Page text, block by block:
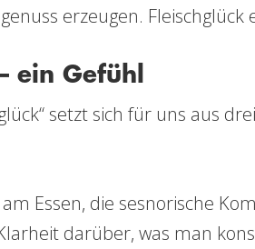
erzeugen. Fleischglück
ein Gefühl
setzt sich für uns aus
Essen, die sesnorische
darüber, was man